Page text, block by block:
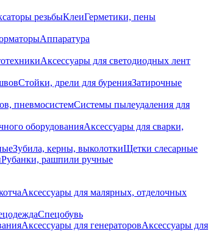
резьбыКлеиГерметики, пены
Аппаратура
Аксессуары для светодиодных лент
Стойки, дрели для буренияЗатирочные
пневмосистемСистемы пылеудаления для
оборудованияАксессуары для сварки,
Зубила, керны, выколоткиЩетки слесарные
Рубанки, рашпили ручные
Аксессуары для малярных, отделочных
Спецобувь
Аксессуары для генераторовАксессуары для